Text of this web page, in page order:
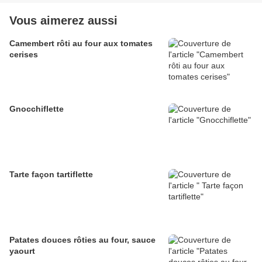
Vous aimerez aussi
Camembert rôti au four aux tomates
cerises
Gnocchiflette
Tarte façon tartiflette
Patates douces rôties au four, sauce
yaourt